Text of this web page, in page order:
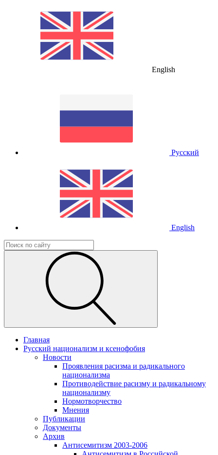
English
Русский
English
Главная
Русский национализм и ксенофобия
Новости
Проявления расизма и радикального
национализма
Противодействие расизму и радикальному
национализму
Нормотворчество
Мнения
Публикации
Документы
Архив
Антисемитизм 2003-2006